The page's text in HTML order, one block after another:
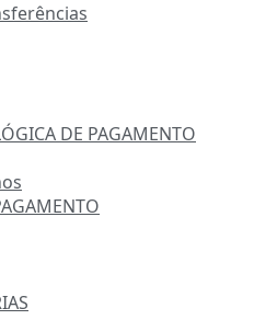
DE PAGAMENTO